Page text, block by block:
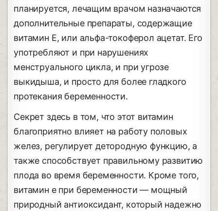
планируется, лечащим врачом назначаются
дополнительные препараты, содержащие
витамин Е, или альфа-токоферол ацетат. Его
употребляют и при нарушениях
менструального цикла, и при угрозе
выкидыша, и просто для более гладкого
протекания беременности.
Секрет здесь в том, что этот витамин
благоприятно влияет на работу половых
желез, регулирует детородную функцию, а
также способствует правильному развитию
плода во время беременности. Кроме того,
витамин е при беременности ― мощный
природный антиоксидант, который надежно